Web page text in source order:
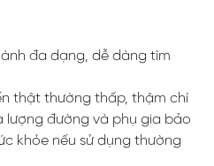
đa dạng, dễ dàng tìm
thật thường thấp, thậm chí
lượng đường và phụ gia bảo
khỏe nếu sử dụng thường